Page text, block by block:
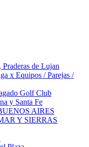
de Lujan
x Equipos / Parejas /
Golf Club
y Santa Fe
AIRES
Y SIERRAS